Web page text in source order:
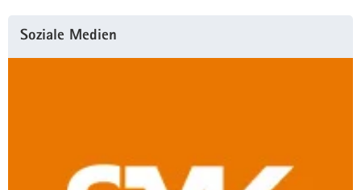
Information
Soziale Medien